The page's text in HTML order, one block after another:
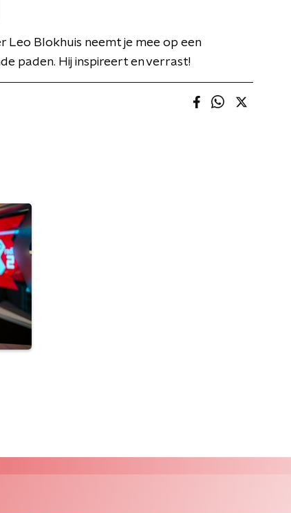
Leo Blokhuis neemt je mee op een
paden. Hij inspireert en verrast!